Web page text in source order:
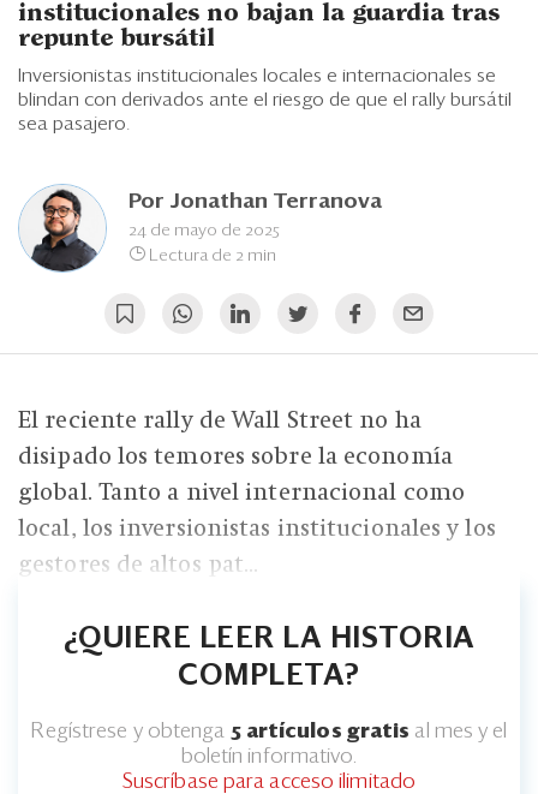
Blogs
Ranking CEO
Edición Impresa
institucionales no bajan la guardia tras
repunte bursátil
Inversionistas institucionales locales e internacionales se
blindan con derivados ante el riesgo de que el rally bursátil
sea pasajero.
Por Jonathan Terranova
24 de mayo de 2025
Lectura de 2 min
El reciente rally de Wall Street no ha
disipado los temores sobre la economía
global. Tanto a nivel internacional como
local, los inversionistas institucionales y los
gestores de altos pat...
¿QUIERE LEER LA HISTORIA
COMPLETA?
Regístrese y obtenga 5 artículos gratis al mes y el
boletín informativo.
Suscríbase para acceso ilimitado